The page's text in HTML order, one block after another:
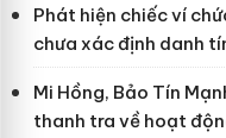
Phát hiện chiếc ví
chưa xác định danh
Mi Hồng, Bảo Tín
thanh tra về hoạt